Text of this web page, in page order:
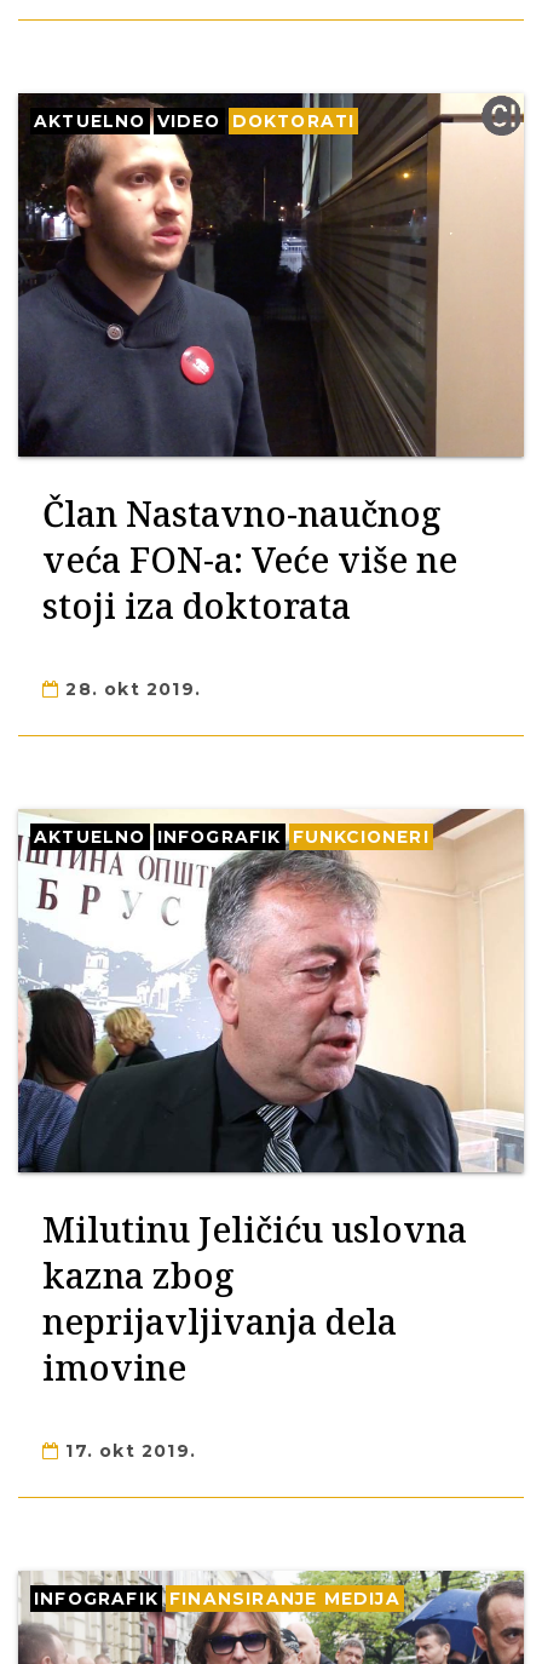
AKTUELNO VIDEO DOKTORATI
Član Nastavno-naučnog
veća FON-a: Veće više ne
stoji iza doktorata
28. okt 2019.
AKTUELNO INFOGRAFIK FUNKCIONERI
Milutinu Jeličiću uslovna
kazna zbog
neprijavljivanja dela
imovine
17. okt 2019.
INFOGRAFIK FINANSIRANJE MEDIJA